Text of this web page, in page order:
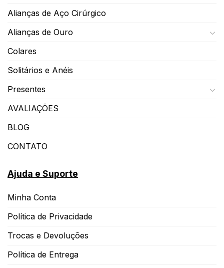
Alianças de Aço Cirúrgico
Alianças de Ouro
Colares
Solitários e Anéis
Presentes
AVALIAÇÕES
BLOG
CONTATO
Ajuda e Suporte
Minha Conta
Política de Privacidade
Trocas e Devoluções
Política de Entrega